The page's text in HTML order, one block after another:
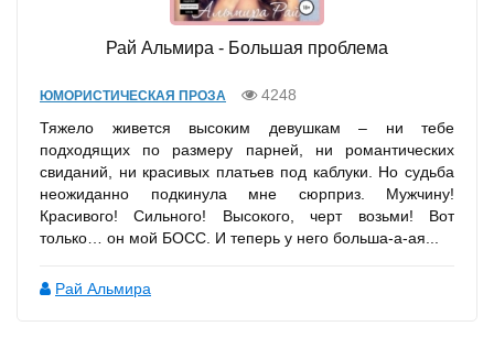
Рай Альмира - Большая проблема
ЮМОРИСТИЧЕСКАЯ ПРОЗА
4248
Тяжело живется высоким девушкам – ни тебе
подходящих по размеру парней, ни романтических
свиданий, ни красивых платьев под каблуки. Но судьба
неожиданно подкинула мне сюрприз. Мужчину!
Красивого! Сильного! Высокого, черт возьми! Вот
только… он мой БОСС. И теперь у него больша-а-ая...
Рай Альмира